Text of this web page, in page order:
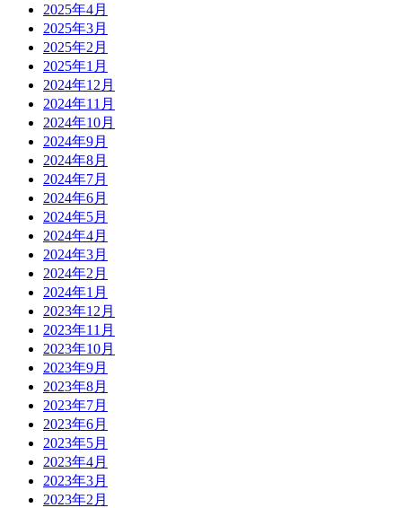
2025年4月
2025年3月
2025年2月
2025年1月
2024年12月
2024年11月
2024年10月
2024年9月
2024年8月
2024年7月
2024年6月
2024年5月
2024年4月
2024年3月
2024年2月
2024年1月
2023年12月
2023年11月
2023年10月
2023年9月
2023年8月
2023年7月
2023年6月
2023年5月
2023年4月
2023年3月
2023年2月